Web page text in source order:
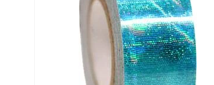
Купить в 1 клик Сравнение
В избранное Под заказ